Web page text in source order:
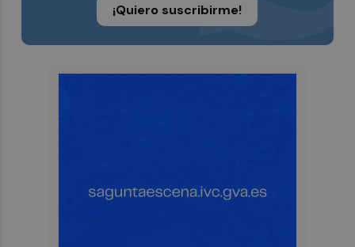
¡Quiero suscribirme!